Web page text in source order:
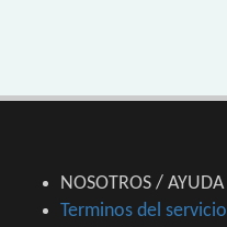
NOSOTROS / AYUDA
Terminos del servicio